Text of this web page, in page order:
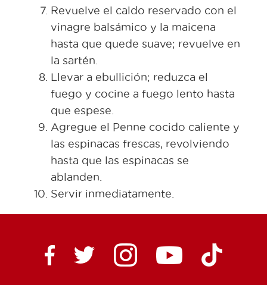
Revuelve el caldo reservado con el
vinagre balsámico y la maicena
hasta que quede suave; revuelve en
la sartén.
Llevar a ebullición; reduzca el
fuego y cocine a fuego lento hasta
que espese.
Agregue el Penne cocido caliente y
las espinacas frescas, revolviendo
hasta que las espinacas se
ablanden.
Servir inmediatamente.
Ctown Supermarkets on Facebook
Ctown Supermarkets on
Ctown Supermarkets
Ctown Ctown